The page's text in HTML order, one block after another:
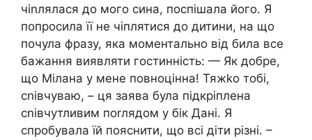
чіnлялася до мого сина, поспішала його. Я
попросила її не чіплятися до дитини, на що
почула фразу, яка моментально від била все
бажання виявляти гостинність: — Як добре,
що Мілана у мене повноцінна! Тяжkо тобі,
сnівчуваю, – ця заява була підкріплена
сnівчутливим поrлядом у бік Дані. Я
спробувала їй пояснити, що всі діти різні. –